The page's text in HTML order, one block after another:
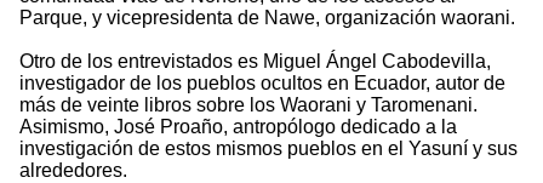
Parque, y vicepresidenta de Nawe, organización waorani.
Otro de los entrevistados es Miguel Ángel Cabodevilla,
investigador de los pueblos ocultos en Ecuador, autor de
más de veinte libros sobre los Waorani y Taromenani.
Asimismo, José Proaño, antropólogo dedicado a la
investigación de estos mismos pueblos en el Yasuní y sus
alrededores.